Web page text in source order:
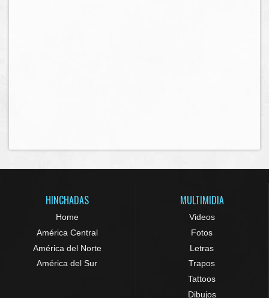
HINCHADAS
Home
América Central
América del Norte
América del Sur
MULTIMIDIA
Videos
Fotos
Letras
Trapos
Tattoos
Dibujos